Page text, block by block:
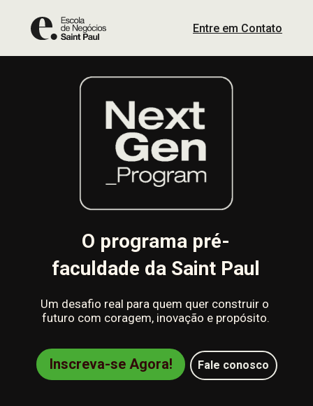
Entre em Contato
O programa pré-
faculdade da Saint Paul
Um desafio real para quem quer construir o
futuro com coragem, inovação e propósito.
Inscreva-se Agora! Fale conosco